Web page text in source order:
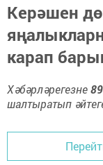
Керәшен
карап
Хәбәрләрегезне
шалтыратып